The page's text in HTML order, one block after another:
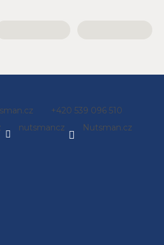
+420 539 096 510
nutsmancz Nutsman.cz